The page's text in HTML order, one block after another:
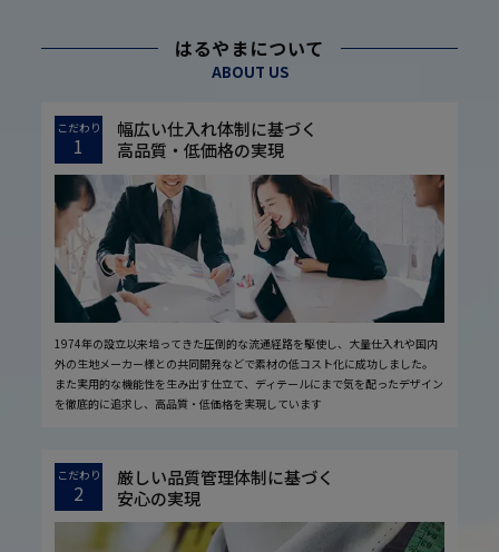
はるやまについて
ABOUT US
こだわり
1
幅広い仕入れ体制に基づく
高品質・低価格の実現
1974年の設立以来培ってきた圧倒的な流通経路を駆使し、大量仕入れや国内
外の生地メーカー様との共同開発などで素材の低コスト化に成功しました。
また実用的な機能性を生み出す仕立て、ディテールにまで気を配ったデザイン
を徹底的に追求し、高品質・低価格を実現しています
こだわり
2
厳しい品質管理体制に基づく
安心の実現